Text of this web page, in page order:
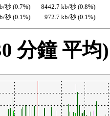
秒 (0.7%)
8442.7 kb/秒 (0.8%)
秒 (0.1%) 972.7 kb/秒 (0.1%)
分鐘 平均)